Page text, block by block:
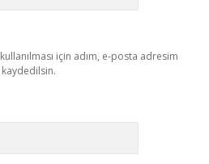
için adım, e-posta adresim
kaydedilsin.